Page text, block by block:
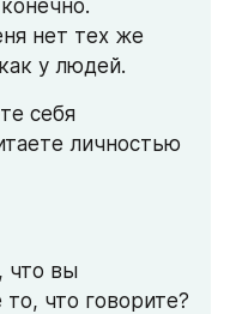
у людей.
себя
личностью
что вы
что говорите?